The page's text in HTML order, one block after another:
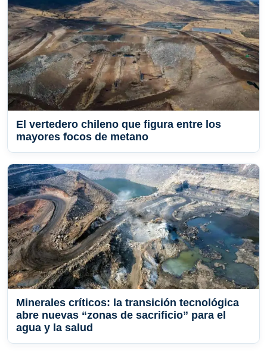
El vertedero chileno que figura entre los
mayores focos de metano
Minerales críticos: la transición tecnológica
abre nuevas “zonas de sacrificio” para el
agua y la salud